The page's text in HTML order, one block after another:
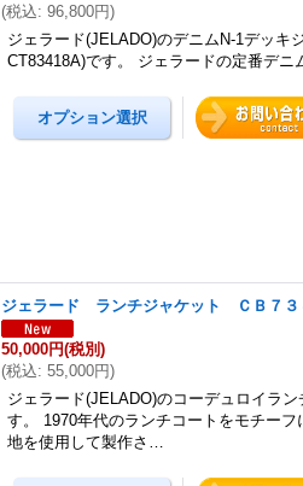
(税込: 96,800円)
ジェラード(JELADO)のデニムN-1デッキ
CT83418A)です。 ジェラードの定番デ
ジェラード ランチジャケット ＣＢ７３
50,000円(税別)
(税込: 55,000円)
ジェラード(JELADO)のコーデュロイラ
す。 1970年代のランチコートをモチー
地を使用して製作さ…